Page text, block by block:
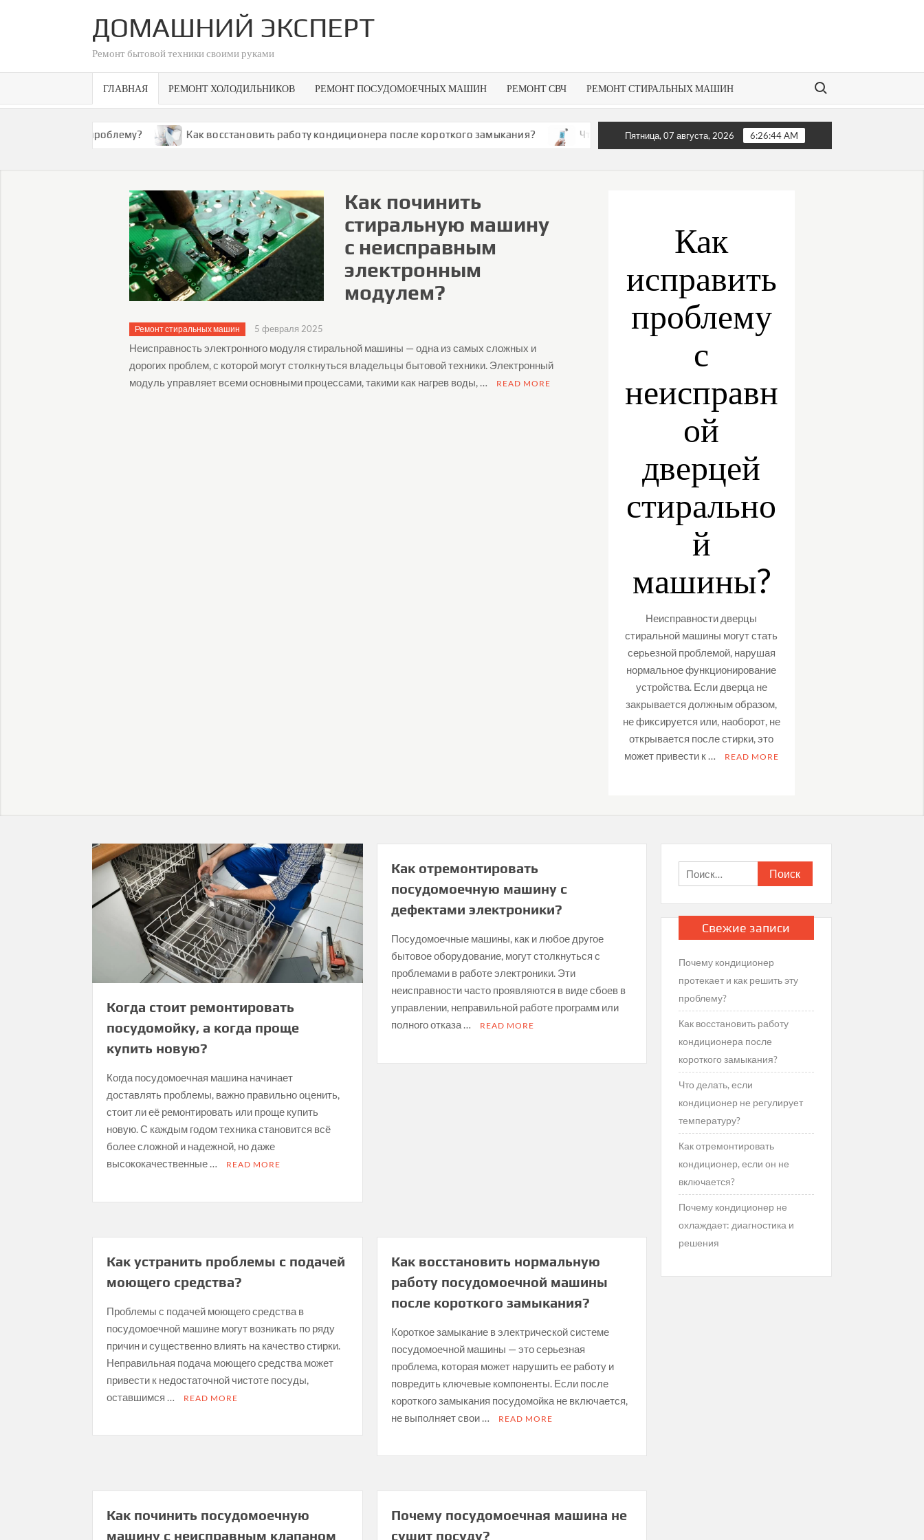
ДОМАШНИЙ ЭКСПЕРТ
Ремонт бытовой техники своими руками
ГЛАВНАЯ РЕМОНТ ХОЛОДИЛЬНИКОВ РЕМОНТ ПОСУДОМОЕЧНЫХ МАШИН РЕМОНТ СВЧ РЕМОНТ СТИРАЛЬНЫХ МАШИН
Search for:
эту проблему? Как восстановить работу кондиционера после короткого замыкания? Что делать, если кондиционер не регулирует температуру?
Пятница, 07 августа, 2026 6:26:44 AM
Как починить
стиральную машину
с неисправным
электронным
модулем?
Ремонт стиральных машин 5 февраля 2025
Неисправность электронного модуля стиральной машины — одна из самых сложных и
дорогих проблем, с которой могут столкнуться владельцы бытовой техники. Электронный
модуль управляет всеми основными процессами, такими как нагрев воды, …
READ MORE
Как
исправить
проблему
с
неисправн
ой
дверцей
стирально
й
машины?
Неисправности дверцы
стиральной машины могут стать
серьезной проблемой, нарушая
нормальное функционирование
устройства. Если дверца не
закрывается должным образом,
не фиксируется или, наоборот, не
открывается после стирки, это
может привести к …
READ MORE
Когда стоит ремонтировать
посудомойку, а когда проще
купить новую?
Когда посудомоечная машина начинает
доставлять проблемы, важно правильно оценить,
стоит ли её ремонтировать или проще купить
новую. С каждым годом техника становится всё
более сложной и надежной, но даже
высококачественные …
READ MORE
Как отремонтировать
посудомоечную машину с
дефектами электроники?
Посудомоечные машины, как и любое другое
бытовое оборудование, могут столкнуться с
проблемами в работе электроники. Эти
неисправности часто проявляются в виде сбоев в
управлении, неправильной работе программ или
полного отказа …
READ MORE
Как устранить проблемы с подачей
моющего средства?
Проблемы с подачей моющего средства в
посудомоечной машине могут возникать по ряду
причин и существенно влиять на качество стирки.
Неправильная подача моющего средства может
привести к недостаточной чистоте посуды,
оставшимся …
READ MORE
Как восстановить нормальную
работу посудомоечной машины
после короткого замыкания?
Короткое замыкание в электрической системе
посудомоечной машины — это серьезная
проблема, которая может нарушить ее работу и
повредить ключевые компоненты. Если после
короткого замыкания посудомойка не включается,
не выполняет свои …
READ MORE
Как починить посудомоечную
машину с неисправным клапаном
Почему посудомоечная машина не
сушит посуду?
Найти:
Свежие записи
Почему кондиционер
протекает и как решить эту
проблему?
Как восстановить работу
кондиционера после
короткого замыкания?
Что делать, если
кондиционер не регулирует
температуру?
Как отремонтировать
кондиционер, если он не
включается?
Почему кондиционер не
охлаждает: диагностика и
решения